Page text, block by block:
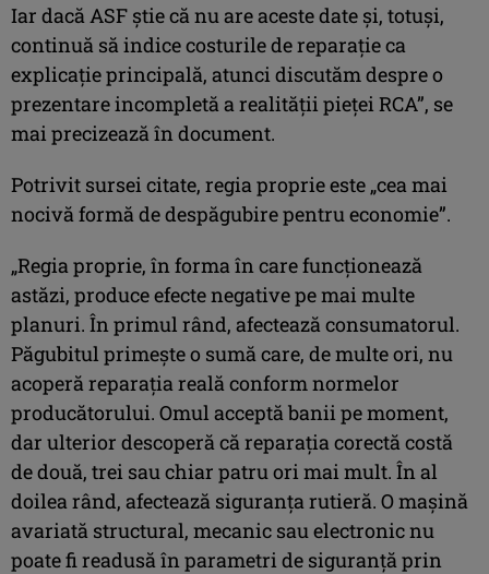
Iar dacă ASF ştie că nu are aceste date şi, totuşi,
continuă să indice costurile de reparaţie ca
explicaţie principală, atunci discutăm despre o
prezentare incompletă a realităţii pieţei RCA”, se
mai precizează în document.
Potrivit sursei citate, regia proprie este „cea mai
nocivă formă de despăgubire pentru economie”.
„Regia proprie, în forma în care funcţionează
astăzi, produce efecte negative pe mai multe
planuri. În primul rând, afectează consumatorul.
Păgubitul primeşte o sumă care, de multe ori, nu
acoperă reparaţia reală conform normelor
producătorului. Omul acceptă banii pe moment,
dar ulterior descoperă că reparaţia corectă costă
de două, trei sau chiar patru ori mai mult. În al
doilea rând, afectează siguranţa rutieră. O maşină
avariată structural, mecanic sau electronic nu
poate fi readusă în parametri de siguranţă prin